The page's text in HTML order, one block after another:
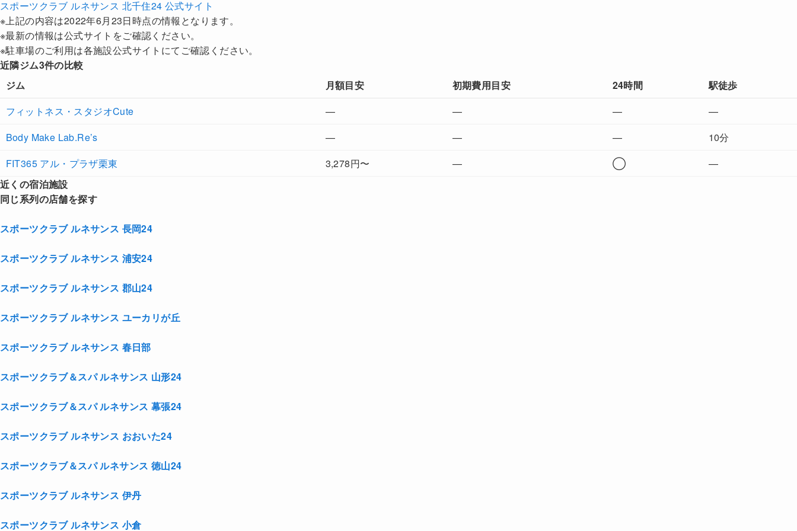
スポーツクラブ ルネサンス 北千住24 公式サイト
※上記の内容は2022年6月23日時点の情報となります。
※最新の情報は公式サイトをご確認ください。
※駐車場のご利用は各施設公式サイトにてご確認ください。
近隣ジム3件の比較
ジム
月額目安 初期費用目安 24時間
駅徒歩
フィットネス・スタジオCute
— — —
—
Body Make Lab.Re’s
— — —
10分
FIT365 アル・プラザ栗東
3,278円〜 — ◯
—
近くの宿泊施設
同じ系列の店舗を探す
スポーツクラブ ルネサンス 長岡24
スポーツクラブ ルネサンス 浦安24
スポーツクラブ ルネサンス 郡山24
スポーツクラブ ルネサンス ユーカリが丘
スポーツクラブ ルネサンス 春日部
スポーツクラブ＆スパ ルネサンス 山形24
スポーツクラブ＆スパ ルネサンス 幕張24
スポーツクラブ ルネサンス おおいた24
スポーツクラブ＆スパ ルネサンス 徳山24
スポーツクラブ ルネサンス 伊丹
スポーツクラブ ルネサンス 小倉